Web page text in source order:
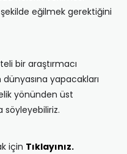
eğilmek gerektiğini
bir araştırmacı
yapacakları
yönünden üst
söyleyebiliriz.
için Tıklayınız.